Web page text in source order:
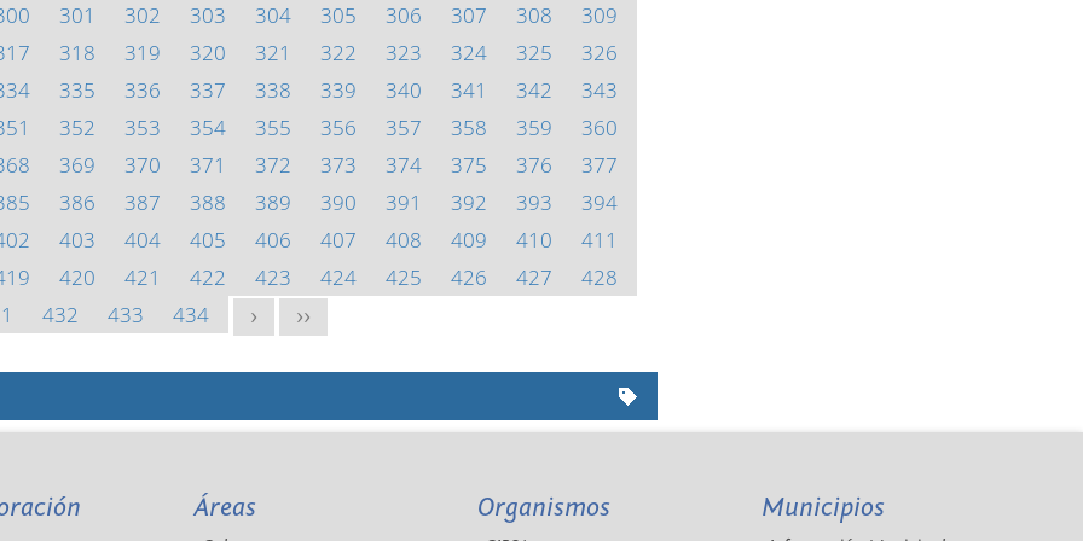
301 302 303 304 305 306 307 308
309
318 319 320 321 322 323 324 325
326
335 336 337 338 339 340 341 342
343
352 353 354 355 356 357 358 359
360
369 370 371 372 373 374 375 376
377
386 387 388 389 390 391 392 393
394
403 404 405 406 407 408 409 410
411
420 421 422 423 424 425 426 427
428
432 433 434 > >>
Áreas Organismos Municipios